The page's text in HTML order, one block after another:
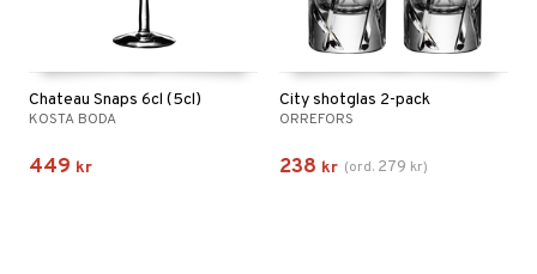
Chateau Snaps 6cl (5cl)
KOSTA BODA
449 kr
City shotglas 2-pack
ORREFORS
238 kr (ord. 279 kr)